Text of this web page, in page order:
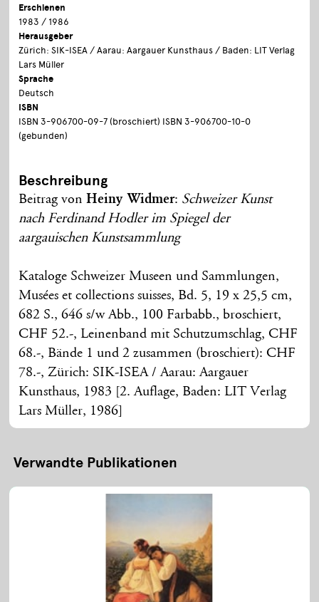
Erschienen
1983 / 1986
Herausgeber
Zürich: SIK-ISEA / Aarau: Aargauer Kunsthaus / Baden: LIT Verlag
Lars Müller
Sprache
Deutsch
ISBN
ISBN 3-906700-09-7 (broschiert) ISBN 3-906700-10-0
(gebunden)
Beschreibung
Beitrag vonHeiny Widmer: Schweizer Kunst
nach Ferdinand Hodler im Spiegel der
aargauischen Kunstsammlung
Kataloge Schweizer Museen und Sammlungen,
Musées et collections suisses, Bd. 5, 19 x 25,5 cm,
682 S., 646 s/w Abb., 100 Farbabb., broschiert,
CHF 52.-, Leinenband mit Schutzumschlag, CHF
68.-, Bände 1 und 2 zusammen (broschiert): CHF
78.-, Zürich: SIK-ISEA / Aarau: Aargauer
Kunsthaus, 1983 [2. Auflage, Baden: LIT Verlag
Lars Müller, 1986]
Verwandte Publikationen